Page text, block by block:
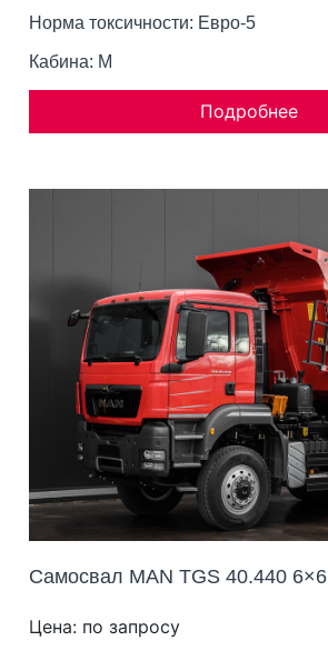
Норма токсичности: Евро-5
Кабина: M
Подробнее
Самосвал MAN TGS 40.440 6×6
Цена: по запросу